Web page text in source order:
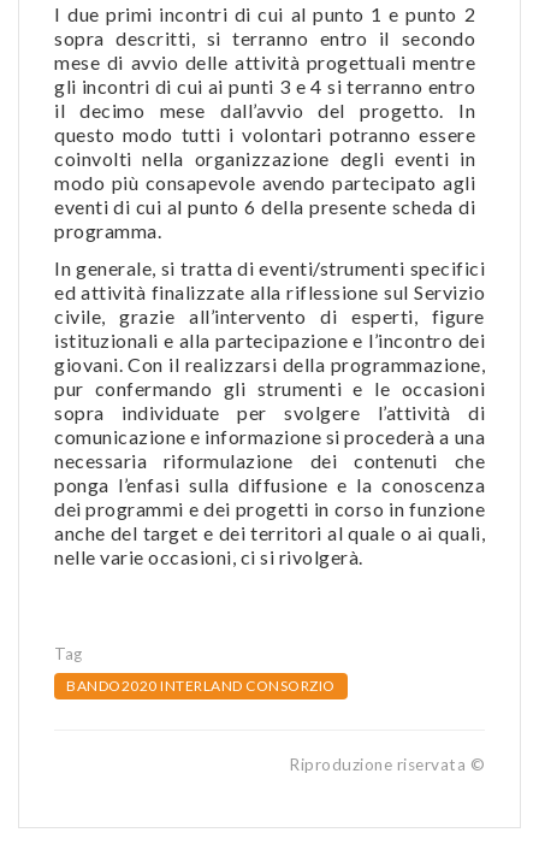
I due primi incontri di cui al punto 1 e punto 2
sopra descritti, si terranno entro il secondo
mese di avvio delle attività progettuali mentre
gli incontri di cui ai punti 3 e 4 si terranno entro
il decimo mese dall’avvio del progetto. In
questo modo tutti i volontari potranno essere
coinvolti nella organizzazione degli eventi in
modo più consapevole avendo partecipato agli
eventi di cui al punto 6 della presente scheda di
programma.
In generale, si tratta di eventi/strumenti specifici
ed attività finalizzate alla riflessione sul Servizio
civile, grazie all’intervento di esperti, figure
istituzionali e alla partecipazione e l’incontro dei
giovani. Con il realizzarsi della programmazione,
pur confermando gli strumenti e le occasioni
sopra individuate per svolgere l’attività di
comunicazione e informazione si procederà a una
necessaria riformulazione dei contenuti che
ponga l’enfasi sulla diffusione e la conoscenza
dei programmi e dei progetti in corso in funzione
anche del target e dei territori al quale o ai quali,
nelle varie occasioni, ci si rivolgerà.
Tag
BANDO2020 INTERLAND CONSORZIO
Riproduzione riservata ©